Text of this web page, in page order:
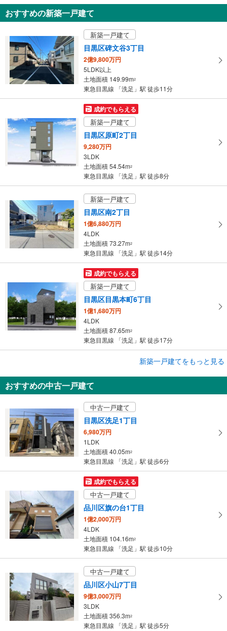
知
を
け
取
る
・
条
マ
イ
ペ
ジ
保
す
る
おすすめの新築一戸建て
新築一戸建て
目黒区碑文谷3丁目
2億9,800万円
5LDK以上
土地面積 149.99m2
東急目黒線 「洗足」駅 徒歩11分
成約でもらえる
新築一戸建て
目黒区原町2丁目
9,280万円
3LDK
土地面積 54.54m2
東急目黒線 「洗足」駅 徒歩8分
新築一戸建て
目黒区南2丁目
1億6,880万円
4LDK
土地面積 73.27m2
東急目黒線 「洗足」駅 徒歩14分
成約でもらえる
新築一戸建て
目黒区目黒本町6丁目
1億1,680万円
4LDK
土地面積 87.65m2
東急目黒線 「洗足」駅 徒歩17分
目黒区碑文谷1丁目
1億5,180万円
土地面積 66.39m
東急目黒線 「洗足」駅 徒歩14分
新築一戸建てをもっと見る
おすすめの中古一戸建て
中古一戸建て
目黒区洗足1丁目
6,980万円
1LDK
土地面積 40.05m2
東急目黒線 「洗足」駅 徒歩6分
成約でもらえる
中古一戸建て
品川区旗の台1丁目
1億2,000万円
4LDK
土地面積 104.16m2
東急目黒線 「洗足」駅 徒歩10分
中古一戸建て
品川区小山7丁目
9億3,000万円
3LDK
土地面積 356.3m2
東急目黒線 「洗足」駅 徒歩5分